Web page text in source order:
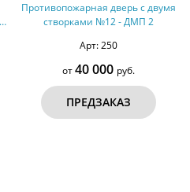
Противопожарная дверь с двумя
створками №12 - ДМП 2
Арт: 250
от40 000 руб.
ПРЕДЗАКАЗ